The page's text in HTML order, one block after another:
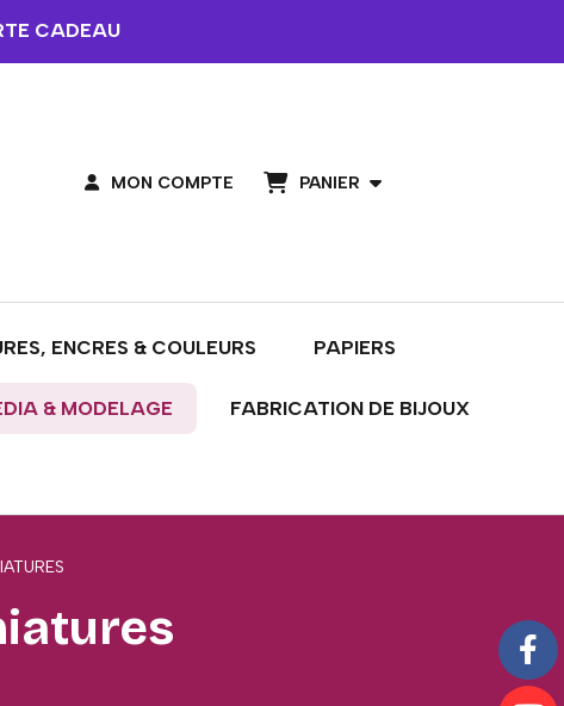
CADEAU
MON COMPTE PANIER
ENCRES & COULEURS PAPIERS
& MODELAGE FABRICATION DE BIJOUX